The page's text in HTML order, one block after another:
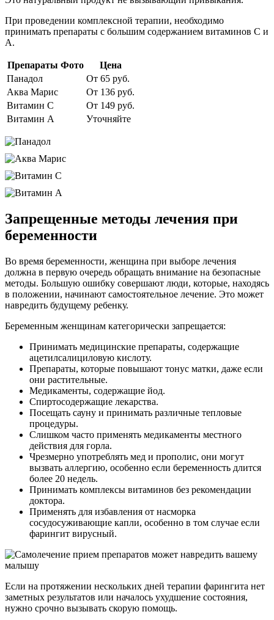
При проведении комплексной терапии, необходимо
принимать препараты с большим содержанием витаминов C и
A.
Препараты Фото
Цена
Панадол
От 65 руб.
Аква Марис
От 136 руб.
Витамин C
От 149 руб.
Витамин А
Уточняйте
Запрещенные методы лечения при
беременности
Во время беременности, женщина при выборе лечения
должна в первую очередь обращать внимание на безопасные
методы. Большую ошибку совершают люди, которые, находясь
в положении, начинают самостоятельное лечение. Это может
навредить будущему ребенку.
Беременным женщинам категорически запрещается:
Принимать медицинские препараты, содержащие
ацетилсалициловую кислоту.
Препараты, которые повышают тонус матки, даже если
они растительные.
Медикаменты, содержащие йод.
Спиртосодержащие лекарства.
Посещать сауну и принимать различные тепловые
процедуры.
Слишком часто применять медикаменты местного
действия для горла.
Чрезмерно употреблять мед и прополис, они могут
вызвать аллергию, особенно если беременность длится
более 20 недель.
Принимать комплексы витаминов без рекомендации
доктора.
Применять для избавления от насморка
сосудосуживающие капли, особенно в том случае если
фарингит вирусный.
Если на протяжении нескольких дней терапии фарингита нет
заметных результатов или началось ухудшение состояния,
нужно срочно вызывать скорую помощь.